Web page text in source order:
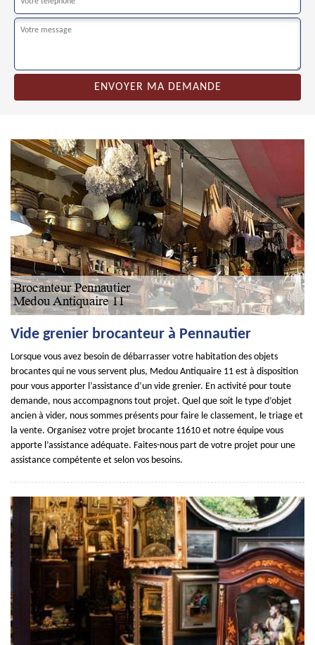
Vide grenier brocanteur à Pennautier
Lorsque vous avez besoin de débarrasser votre habitation des objets
brocantes qui ne vous servent plus, Medou Antiquaire 11 est à disposition
pour vous apporter l’assistance d’un vide grenier. En activité pour toute
demande, nous accompagnons tout projet. Quel que soit le type d’objet
ancien à vider, nous sommes présents pour faire le classement, le triage et
la vente. Organisez votre projet brocante 11610 et notre équipe vous
apporte l’assistance adéquate. Faites-nous part de votre projet pour une
assistance compétente et selon vos besoins.